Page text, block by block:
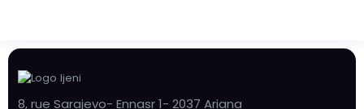
8, rue Sarajevo- Ennasr 1- 2037 Ariana